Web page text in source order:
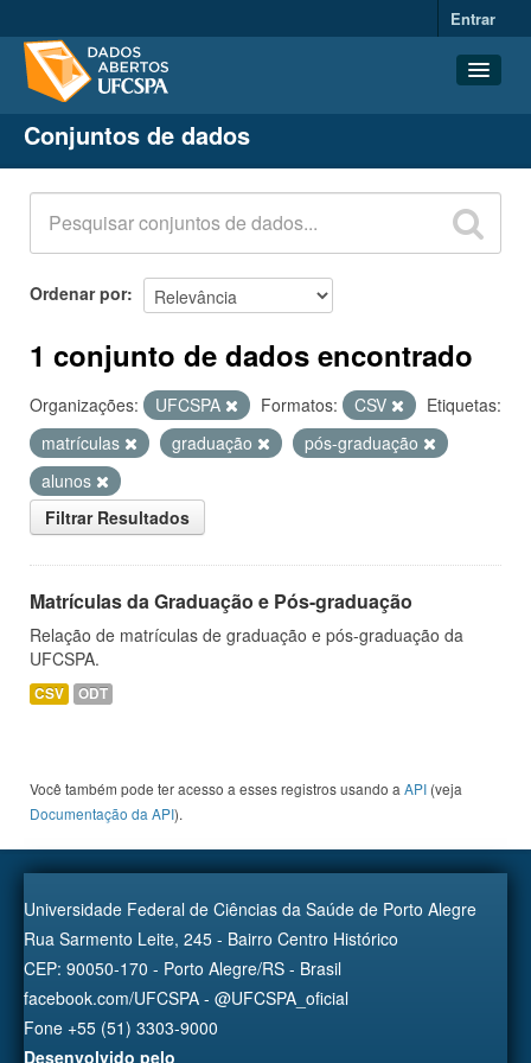
Entrar
Conjuntos de dados
Organizações
Grupos
Sobre
Conjuntos de dados
Ordenar por
1 conjunto de dados encontrado
Organizações: UFCSPA Formatos: CSV
Etiquetas:
matrículas
graduação
pós-graduação
alunos
Filtrar Resultados
Matrículas da Graduação e Pós-graduação
Relação de matrículas de graduação e pós-graduação da
UFCSPA.
CSV ODT
Você também pode ter acesso a esses registros usando a API (veja
Documentação da API).
Universidade Federal de Ciências da Saúde de Porto Alegre
Rua Sarmento Leite, 245 - Bairro Centro Histórico
CEP: 90050-170 - Porto Alegre/RS - Brasil
facebook.com/UFCSPA - @UFCSPA_oficial
Fone +55 (51) 3303-9000
Desenvolvido pelo